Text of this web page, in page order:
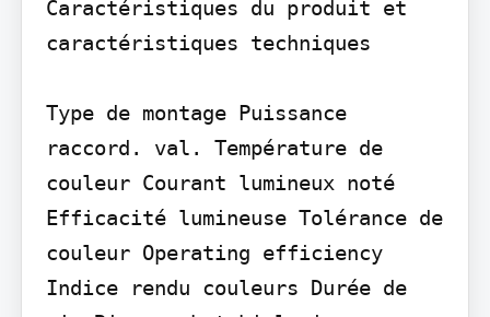
Caractéristiques du produit et
caractéristiques techniques
Type de montage Puissance
raccord. val. Température de
couleur Courant lumineux noté
Efficacité lumineuse Tolérance de
couleur Operating efficiency
Indice rendu couleurs Durée de